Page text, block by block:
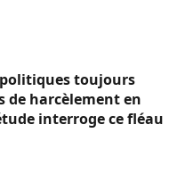
toujours
de harcèlement en
interroge ce fléau